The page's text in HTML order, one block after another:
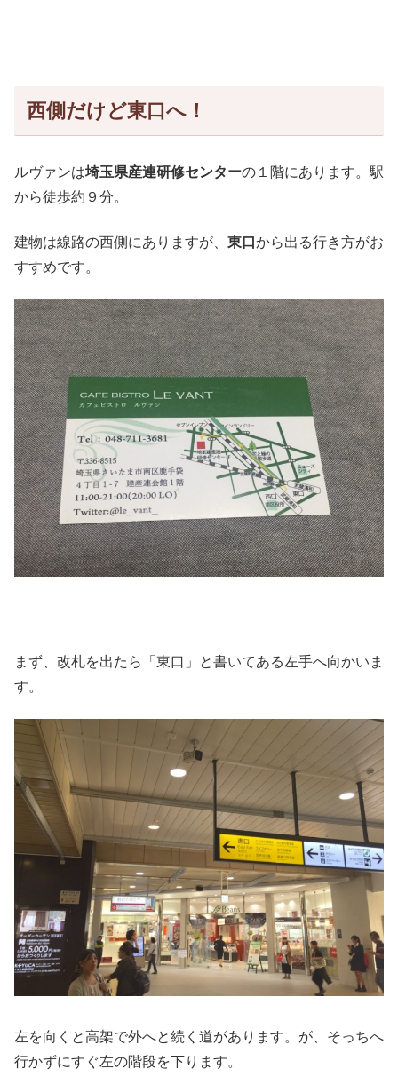
西側だけど東口へ！
ルヴァンは埼玉県産連研修センターの１階にあります。駅
から徒歩約９分。
建物は線路の西側にありますが、 東口 から出る行き方がお
すすめです。
まず、改札を出たら「東口」と書いてある左手へ向かいま
す。
左を向くと高架で外へと続く道があります。が、そっちへ
行かずにすぐ左の階段を下ります。